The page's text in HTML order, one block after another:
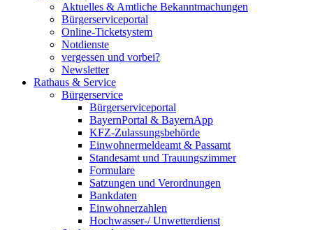
Aktuelles & Amtliche Bekanntmachungen
Bürgerserviceportal
Online-Ticketsystem
Notdienste
vergessen und vorbei?
Newsletter
Rathaus & Service
Bürgerservice
Bürgerserviceportal
BayernPortal & BayernApp
KFZ-Zulassungsbehörde
Einwohnermeldeamt & Passamt
Standesamt und Trauungszimmer
Formulare
Satzungen und Verordnungen
Bankdaten
Einwohnerzahlen
Hochwasser-/ Unwetterdienst